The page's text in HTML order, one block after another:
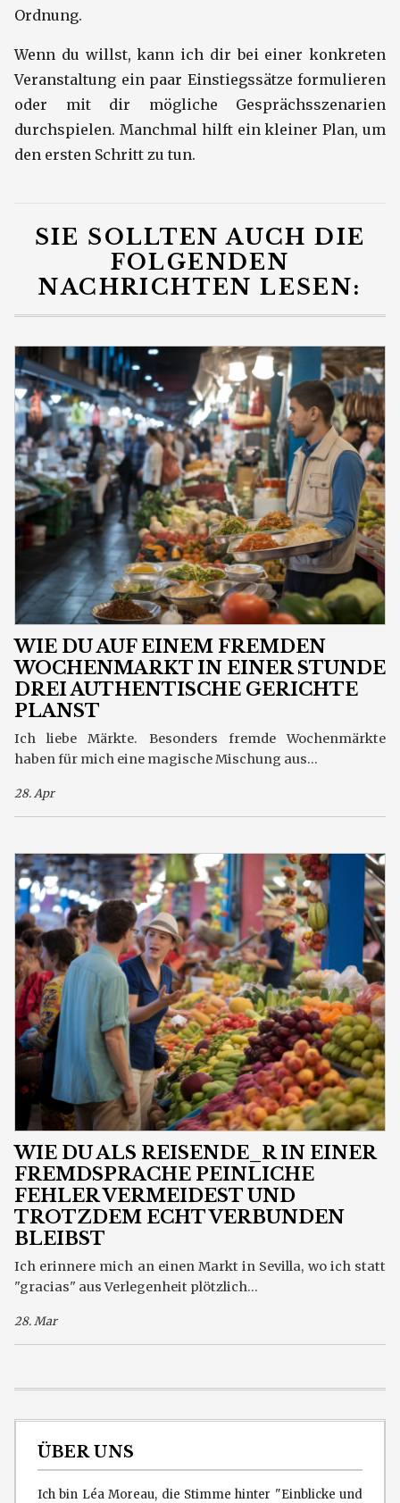
Ordnung.
Wenn du willst, kann ich dir bei einer konkreten
Veranstaltung ein paar Einstiegssätze formulieren
oder mit dir mögliche Gesprächsszenarien
durchspielen. Manchmal hilft ein kleiner Plan, um
den ersten Schritt zu tun.
SIE SOLLTEN AUCH DIE
FOLGENDEN
NACHRICHTEN LESEN:
WIE DU AUF EINEM FREMDEN
WOCHENMARKT IN EINER STUNDE
DREI AUTHENTISCHE GERICHTE
PLANST
Ich liebe Märkte. Besonders fremde Wochenmärkte
haben für mich eine magische Mischung aus...
28. Apr
WIE DU ALS REISENDE_R IN EINER
FREMDSPRACHE PEINLICHE
FEHLER VERMEIDEST UND
TROTZDEM ECHT VERBUNDEN
BLEIBST
Ich erinnere mich an einen Markt in Sevilla, wo ich statt
"gracias" aus Verlegenheit plötzlich...
28. Mar
ÜBER UNS
Ich bin Léa Moreau, die Stimme hinter "Einblicke und